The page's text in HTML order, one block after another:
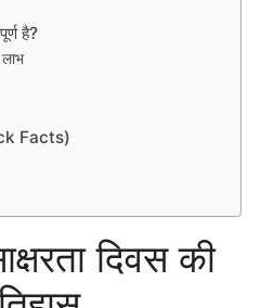
है?
Facts)
दिवस की